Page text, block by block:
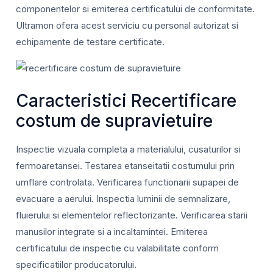
componentelor si emiterea certificatului de conformitate.
Ultramon ofera acest serviciu cu personal autorizat si
echipamente de testare certificate.
Caracteristici Recertificare
costum de supravietuire
Inspectie vizuala completa a materialului, cusaturilor si
fermoaretansei. Testarea etanseitatii costumului prin
umflare controlata. Verificarea functionarii supapei de
evacuare a aerului. Inspectia luminii de semnalizare,
fluierului si elementelor reflectorizante. Verificarea starii
manusilor integrate si a incaltamintei. Emiterea
certificatului de inspectie cu valabilitate conform
specificatiilor producatorului.